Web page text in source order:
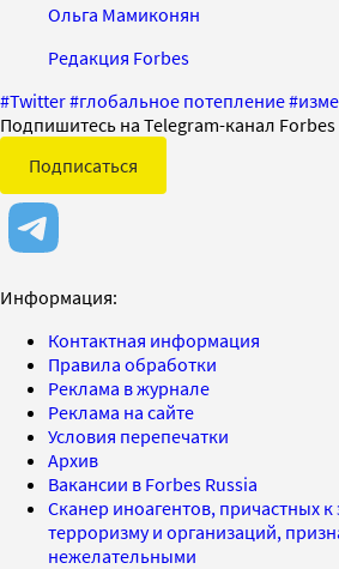
Ольга Мамиконян
Редакция Forbes
#Twitter#глобальное потепление#
Подпишитесь на Telegram-канал
Подписаться
Информация:
Контактная информация
Правила обработки
Реклама в журнале
Реклама на сайте
Условия перепечатки
Архив
Вакансии в Forbes Russia
Сканер иноагентов, причастных к
терроризму и организаций,
нежелательными